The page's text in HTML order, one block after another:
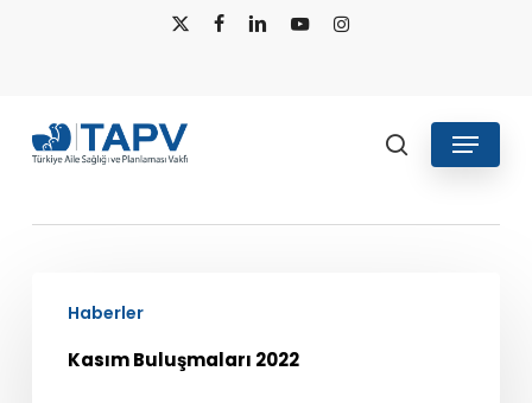
x-
facebooklinkedin youtubeinstagram
search
Menu
Kasım Buluşmaları
Buluşmaları
2022
Haberler
Kasım Buluşmaları 2022